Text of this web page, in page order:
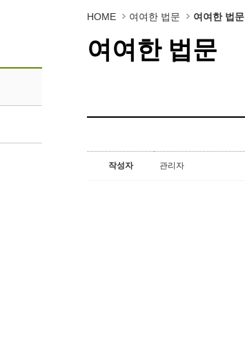
HOME 여여한 법문 여여한 법문
여여한 법문
작성자 관리자